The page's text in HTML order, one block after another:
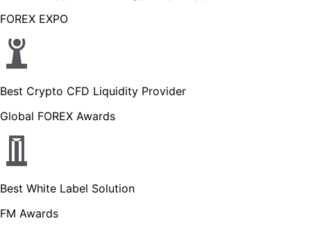
FOREX EXPO
Best Crypto CFD Liquidity Provider
Global FOREX Awards
Best White Label Solution
FM Awards